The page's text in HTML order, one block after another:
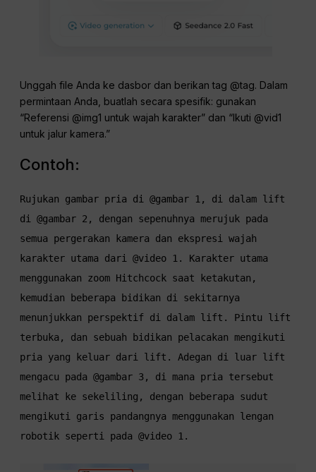
Unggah file Anda ke dasbor dan berikan tag @tag. Dalam
permintaan Anda, buatlah secara spesifik: gunakan
“Referensi @img1 untuk wajah karakter” dan “Ikuti @vid1
untuk jalur kamera.”
Contoh:
Rujukan gambar pria di @gambar 1, di dalam lift
di @gambar 2, dengan sepenuhnya merujuk pada
semua pergerakan kamera dan ekspresi wajah
karakter utama dari @video 1. Karakter utama
menggunakan zoom Hitchcock saat ketakutan,
kemudian beberapa bidikan di sekitarnya
menunjukkan perspektif di dalam lift. Pintu lift
terbuka, dan sebuah bidikan pelacakan mengikuti
pria yang keluar dari lift. Adegan di luar lift
mengacu pada @gambar 3, di mana pria tersebut
melihat ke sekeliling, dengan beberapa sudut
mengikuti garis pandangnya menggunakan lengan
robotik seperti pada @video 1.